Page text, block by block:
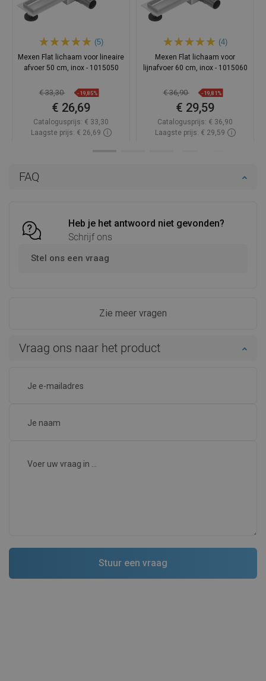
FAQ
Heb je het antwoord niet gevonden?
Schrijf ons
Stel ons een vraag
Zie meer vragen
Vraag ons naar het product
(5)
Mexen Flat lichaam voor lineaire
afvoer 50 cm, inox - 1015050
€ 33,30 -19,85%
€ 26,69
Catalogusprijs: € 33,30
Laagste prijs: € 26,69
(4)
Mexen Flat lichaam voor
lijnafvoer 60 cm, inox - 1015060
€ 36,90 -19,81%
€ 29,59
Catalogusprijs: € 36,90
Laagste prijs: € 29,59